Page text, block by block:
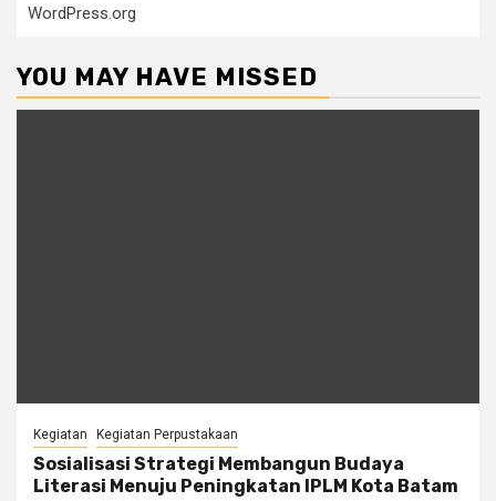
WordPress.org
YOU MAY HAVE MISSED
Kegiatan Kegiatan Perpustakaan
Sosialisasi Strategi Membangun Budaya
Literasi Menuju Peningkatan IPLM Kota Batam